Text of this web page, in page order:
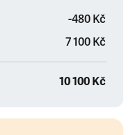
-480 Kč
7 100 Kč
10 100 Kč